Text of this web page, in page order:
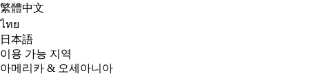
繁體中文
ไทย
日本語
이용 가능 지역
아메리카 & 오세아니아